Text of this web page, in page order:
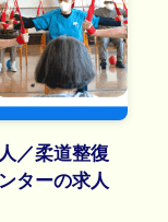
／柔道整復
ターの求人